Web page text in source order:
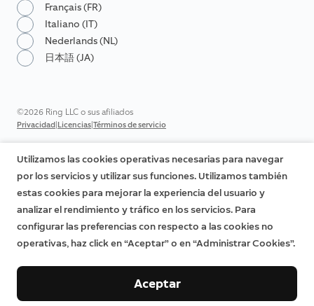
Français (FR)
Italiano (IT)
Nederlands (NL)
日本語 (JA)
©2026 Ring LLC o sus afiliados
Privacidad|Licencias|Términos de servicio
Utilizamos las cookies operativas necesarias para navegar
por los servicios y utilizar sus funciones. Utilizamos también
estas cookies para mejorar la experiencia del usuario y
analizar el rendimiento y tráfico en los servicios. Para
configurar las preferencias con respecto a las cookies no
operativas, haz click en “Aceptar” o en “Administrar Cookies”.
Aceptar